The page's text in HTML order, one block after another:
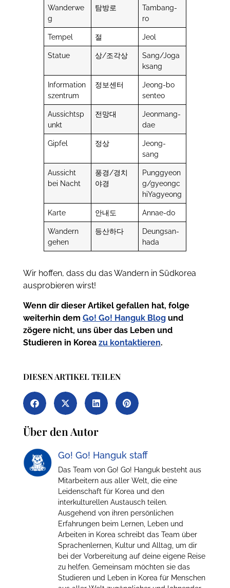
Wanderwe
g
탐방로
Tambang-
ro
Tempel 절 Jeol
Statue 상/조각상
Sang/Joga
ksang
Information
szentrum
정보센터
Jeong-bo
senteo
Aussichtsp
unkt
전망대
Jeonmang-
dae
Gipfel 정상
Jeong-
sang
Aussicht
bei Nacht
풍경/경치
야경
Punggyeon
g/gyeongc
hiYagyeong
Karte 안내도 Annae-do
Wandern
gehen
등산하다
Deungsan-
hada
Wir hoffen, dass du das Wandern in Südkorea
ausprobieren wirst!
Wenn dir dieser Artikel gefallen hat, folge
weiterhin dem Go! Go! Hanguk Blogund
zögere nicht, uns über das Leben und
Studieren in Korea zu kontaktieren.
DIESEN ARTIKEL TEILEN
Über den Autor
Go! Go! Hanguk staff
Das Team von Go! Go! Hanguk besteht aus
Mitarbeitern aus aller Welt, die eine
Leidenschaft für Korea und den
interkulturellen Austausch teilen.
Ausgehend von ihren persönlichen
Erfahrungen beim Lernen, Leben und
Arbeiten in Korea schreibt das Team über
Sprachenlernen, Kultur und Alltag, um dir
bei der Vorbereitung auf deine eigene Reise
zu helfen. Gemeinsam möchten sie das
Studieren und Leben in Korea für Menschen